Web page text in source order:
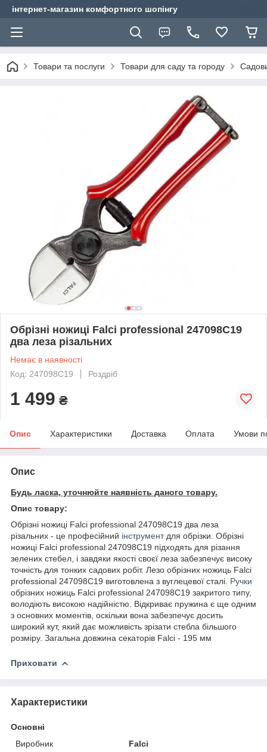
інтернет-магазин комфортного шопінгу
Товари та послуги Товари для саду та городу
Обрізні ножиці Falci professional 247098C19
два леза різальних
Немає в наявності
Код: 247098C19
Роздріб
1 499 ₴
Опис Характеристики Доставка Оплата Умови
Опис
Будь ласка, уточнюйте наявність даного товару.
Опис товару:
Обрізні ножиці Falci professional 247098C19 два леза
різальних - це професійний інструментдля обрізки. Обрізні
ножиці Falci professional 247098C19 підходять для різання
зелених стебел, і завдяки якості своєї леза забезпечує високу
точність для тонких садових робіт. Лезо обрізних ножиць Falci
professional 247098C19 виготовлена з вуглецевої сталі. Ручки
обрізних ножиць Falci professional 247098C19 закритого типу,
володіють високою надійністю. Відкриває пружина є ще одним
з основних моментів, оскільки вона забезпечує досить
широкий кут, який дає можливість зрізати стебла більшого
розміру. Загальна довжина секаторів Falci - 195 мм
Приховати
Характеристики
Основні
Виробник
Falci